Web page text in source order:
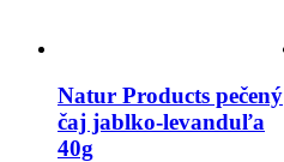
Natur Products pečený
čaj jablko-levanduľa
40g